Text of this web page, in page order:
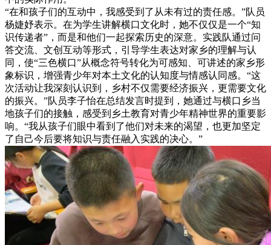
“在和孩子们的互动中，我感受到了从未有过的责任感。”队员
杨婕妤表示。在为学生讲解横口文化时，她不仅仅是一个“知
识传递者”，而是和他们一起探索历史的深意。实践队通过问
答交流、文创互动等形式，引导学生表达对家乡的理解与认
同，使“三色横口”从概念符号转化为可感知、可讲述的家乡形
象标识，增强青少年对本土文化的认知度与情感认同感。“这
次活动让我深刻认识到，乡村不仅需要经济振兴，更需要文化
的振兴。”队员李子怡在总结发言时提到，她通过与横口乡当
地孩子们的接触，感受到乡土教育对青少年精神世界的重要影
响。“我从孩子们眼中看到了他们对未来的渴望，也更加坚定
了自己今后要将知识与责任融入实践的决心。”